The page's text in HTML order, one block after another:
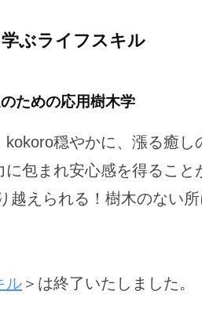
ぶライフスキル
ための応用樹木学
穏やかに、漲る癒し
包まれ安心感を得ること
越えられる！樹木のない
ル ＞は終了いたしました。